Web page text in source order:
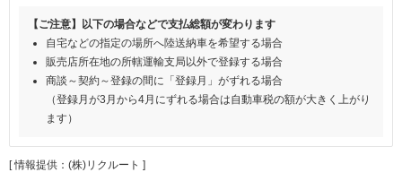
【ご注意】以下の場合などで支払総額が変わります
自宅などの指定の場所へ陸送納車を希望する場合
販売店所在地の所轄運輸支局以外で登録する場合
商談～契約～登録の間に「登録月」がずれる場合
（登録月が3月から4月にずれる場合は自動車税の額が大きく上がり
ます）
[ 情報提供：(株)リクルート ]